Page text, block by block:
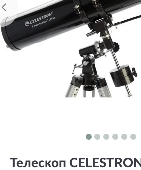
Телескоп CELESTRON